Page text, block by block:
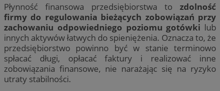
Płynność finansowa przedsiębiorstwa to zdolność
firmy do regulowania bieżących zobowiązań przy
zachowaniu odpowiedniego poziomu gotówki lub
innych aktywów łatwych do spieniężenia. Oznacza to, że
przedsiębiorstwo powinno być w stanie terminowo
spłacać długi, opłacać faktury i realizować inne
zobowiązania finansowe, nie narażając się na ryzyko
utraty stabilności.